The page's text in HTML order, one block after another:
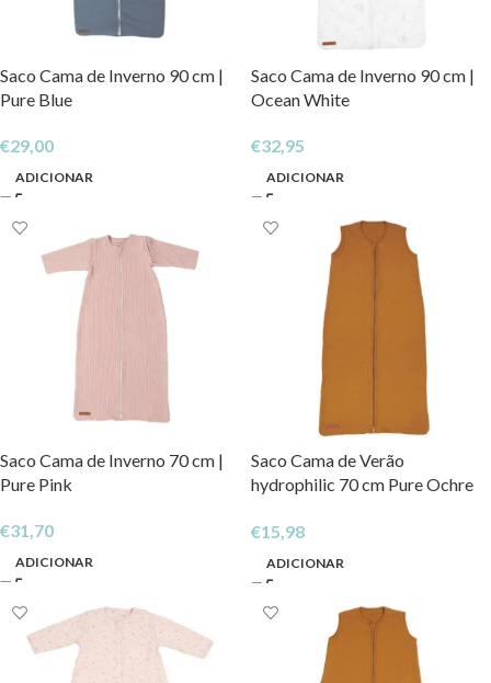
Saco Cama de Inverno 90 cm |
Pure Blue
€29,00
ADICIONAR
Saco Cama de Inverno 90 cm |
Ocean White
€32,95
ADICIONAR
Saco Cama de Inverno 70 cm |
Pure Pink
€31,70
ADICIONAR
Saco Cama de Verão
hydrophilic 70 cm Pure Ochre
€15,98
ADICIONAR